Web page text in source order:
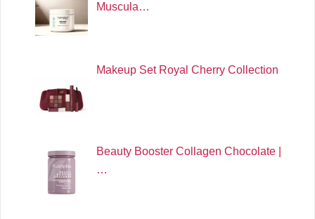
Muscula…
Makeup Set Royal Cherry Collection
Beauty Booster Collagen Chocolate |
…